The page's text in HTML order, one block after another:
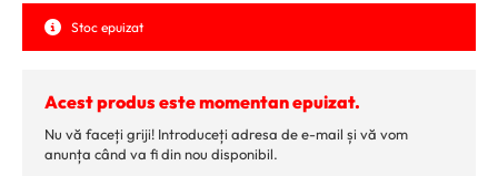
Stoc epuizat
Acest produs este momentan epuizat.
Nu vă faceți griji! Introduceți adresa de e-mail și vă vom
anunța când va fi din nou disponibil.